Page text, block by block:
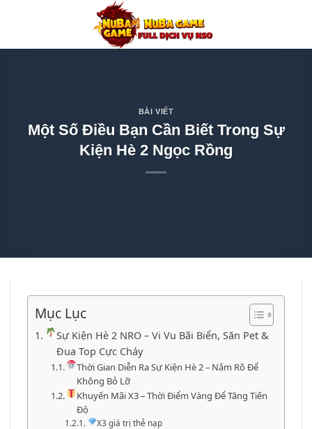
nội
BÀI VIẾT
Một Số Điều Bạn Cần Biết Trong Sự
Kiện Hè 2 Ngọc Rồng
Mục Lục
Sự Kiện Hè 2 NRO – Vi Vu Bãi Biển, Săn Pet &
Đua Top Cực Cháy
Thời Gian Diễn Ra Sự Kiện Hè 2 – Nắm Rõ Để
Không Bỏ Lỡ
Khuyến Mãi X3 – Thời Điểm Vàng Để Tăng Tiến
Độ
X3 giá trị thẻ nạp